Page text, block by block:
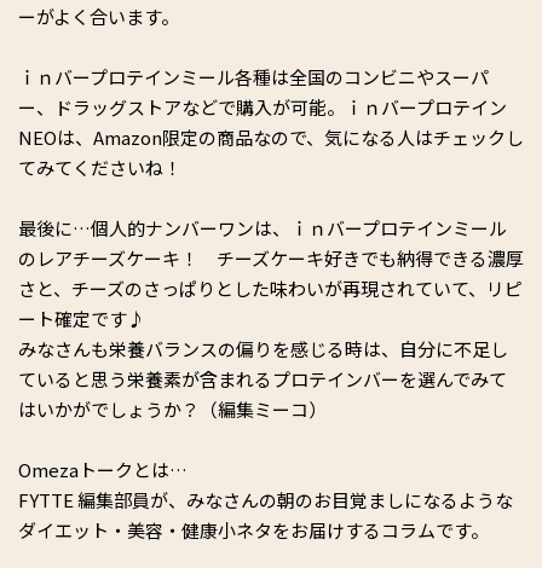
ーがよく合います。
ｉｎバープロテインミール各種は全国のコンビニやスーパ
ー、ドラッグストアなどで購入が可能。ｉｎバープロテイン
NEOは、 Amazon限定の商品なので、気になる人はチェックし
てみてくださいね ！
最後に…個人的ナンバーワンは、
ｉｎバープロテインミール
のレアチーズケーキ！ チーズケーキ好きでも納得できる濃厚
さと、チーズのさっぱりとした味わいが再現されていて、リピ
ート確定です♪
みなさんも栄養バランスの偏りを感じる時は、自分に不足し
ていると思う栄養素が含まれるプロテインバーを選んでみて
はいかがでしょうか？
（編集ミーコ）
Omeza トークとは…
FYTTE編集部員が、みなさんの朝のお目覚ましになるような
ダイエット・美容・健康小ネタをお届けするコラムです。